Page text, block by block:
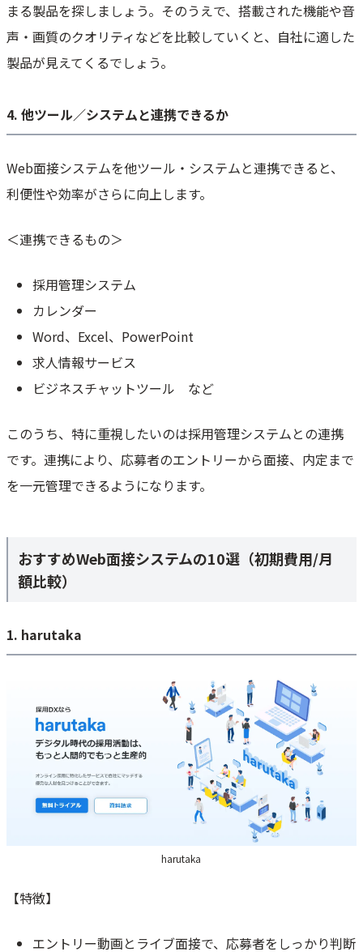
まる製品を探しましょう。そのうえで、搭載された機能や音
声・画質のクオリティなどを比較していくと、自社に適した
製品が見えてくるでしょう。
4. 他ツール／システムと連携できるか
Web面接システムを他ツール・システムと連携できると、
利便性や効率がさらに向上します。
＜連携できるもの＞
採用管理システム
カレンダー
Word、Excel、PowerPoint
求人情報サービス
ビジネスチャットツール など
このうち、特に重視したいのは採用管理システムとの連携
です。連携により、応募者のエントリーから面接、内定まで
を一元管理できるようになります。
おすすめWeb面接システムの10選（初期費用/月
額比較）
1. harutaka
harutaka
【特徴】
エントリー動画とライブ面接で、応募者をしっかり判断